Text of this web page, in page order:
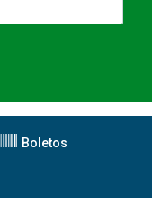
Boletos